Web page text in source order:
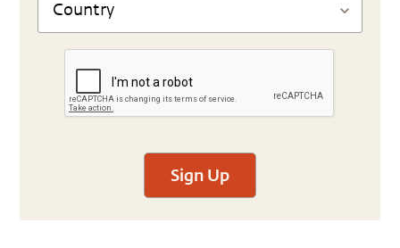
Sign Up